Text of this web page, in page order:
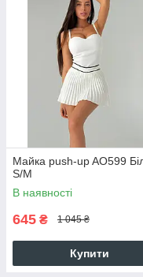
Майка push-up AO599
S/M
В наявності
645 ₴ 1 045 ₴
Купити